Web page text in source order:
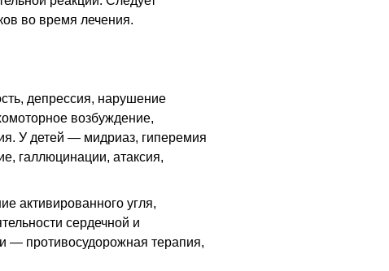
во время лечения.
депрессия, нарушение
возбуждение,
У детей — мидриаз, гиперемия
галлюцинации, атаксия,
активированного угля,
сердечной и
— противосудорожная терапия,